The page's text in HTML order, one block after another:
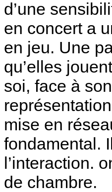
d’une
en concert a
en jeu. Une
qu’elles
soi, face à
mise en
fondamental.
l’interaction.
de chambre.